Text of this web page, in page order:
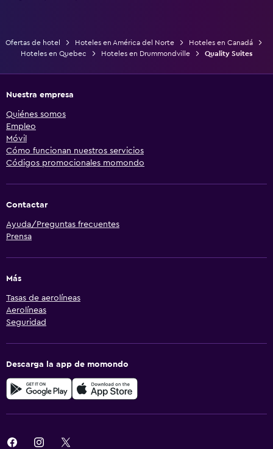
Ofertas de hotel Hoteles en América del Norte
Hoteles en Canadá
Hoteles en Quebec
Hoteles en Drummondville Quality Suites
Nuestra empresa
Quiénes somos
Empleo
Móvil
Cómo funcionan nuestros servicios
Códigos promocionales momondo
Contactar
Ayuda/Preguntas frecuentes
Prensa
Más
Tasas de aerolíneas
Aerolíneas
Seguridad
Descarga la app de momondo